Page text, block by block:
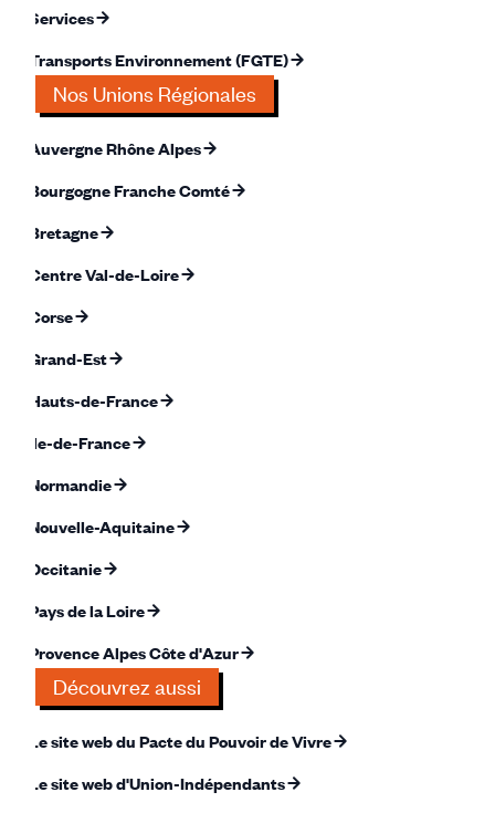
Services
Transports Environnement (FGTE)
Nos Unions Régionales
Auvergne Rhône Alpes
Bourgogne Franche Comté
Bretagne
Centre Val-de-Loire
Corse
Grand-Est
Hauts-de-France
Île-de-France
Normandie
Nouvelle-Aquitaine
Occitanie
Pays de la Loire
Provence Alpes Côte d'Azur
Découvrez aussi
Le site web du Pacte du Pouvoir de Vivre
Le site web d'Union-Indépendants